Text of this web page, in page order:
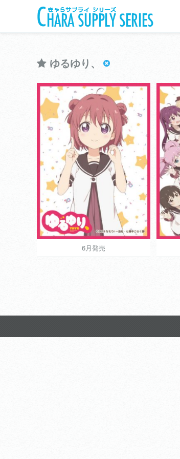
ゆるゆり、
6月発売
きゃらスリーブコレクションデラックス
ゆるゆり、
View more
6月発売
きゃ
View more